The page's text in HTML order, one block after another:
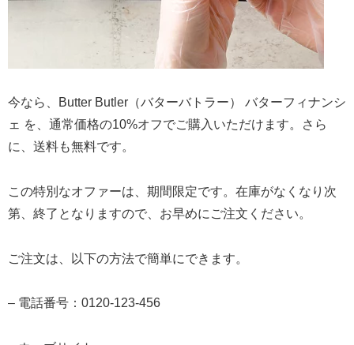
今なら、Butter Butler（バターバトラー） バターフィナンシ
ェ を、通常価格の10%オフでご購入いただけます。さら
に、送料も無料です。
この特別なオファーは、期間限定です。在庫がなくなり次
第、終了となりますので、お早めにご注文ください。
ご注文は、以下の方法で簡単にできます。
– 電話番号：0120-123-456